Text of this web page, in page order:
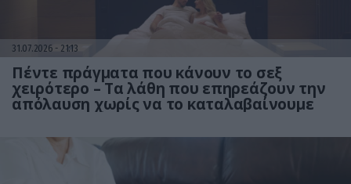
31.07.2026 21:13
Πέντε πράγματα που κάνουν το σεξ
χειρότερο – Τα λάθη που επηρεάζουν την
απόλαυση χωρίς να το καταλαβαίνουμε